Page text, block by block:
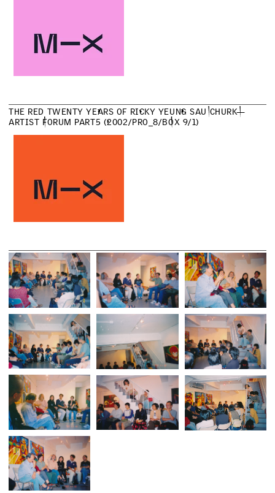
THE RED TWENTY YEARS OF RICKY YEUNG SAU CHURK—
ARTIST FORUM PART5 (2002/PRO _8/BOX 9/1)